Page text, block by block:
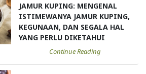
JAMUR KUPING: MENGENAL
ISTIMEWANYA JAMUR KUPING,
KEGUNAAN, DAN SEGALA HAL
YANG PERLU DIKETAHUI
Continue Reading